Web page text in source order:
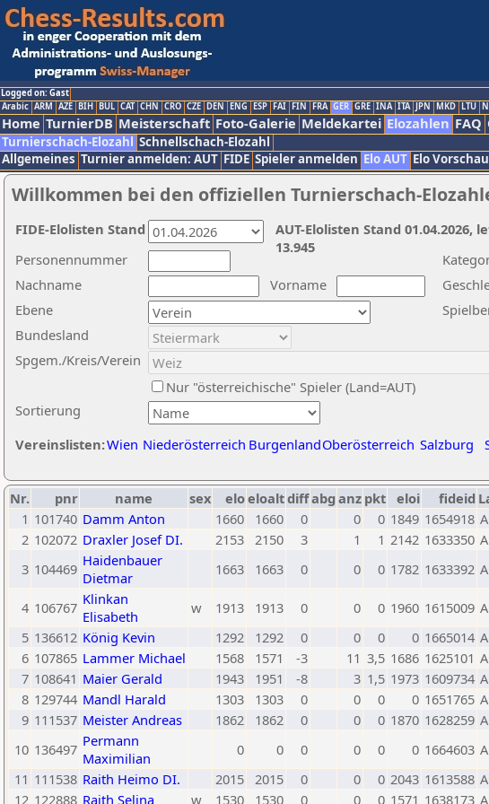
Logged on: Gast
Arabic ARM AZE BIH BUL CAT CHN CRO CZE DEN ENG ESP FAI FIN FRA GER GRE INA ITA JPN MKD LTU
Home TurnierDB Meisterschaft Foto-Galerie Meldekartei Elozahlen FAQ
Turnierschach-Elozahl Schnellschach-Elozahl
Allgemeines Turnier anmelden: AUT FIDE Spieler anmelden Elo AUT Elo Vorschau
Willkommen bei den offiziellen Turnierschach-
Nachname
Vorname
Ebene
Sortierung
Personennummer
Bundesland
Spgem./Kreis/Verein
Nur "österreichische" Spieler (Land=AUT)
Vereinslisten:Wien Niederösterreich BurgenlandOberösterreich Salzburg
AUT-Elolisten Stand 01.04.2026,
13.945
FIDE-Elolisten Stand
Nr. pnr name sex eloeloaltdiffabg anz pkt eloi fideid
1 101740 Damm Anton 1660 1660 0 0 0 1849 1654918
2 102072 Draxler Josef DI. 2153 2150 3 1 1 2142 1633350
3 104469 Haidenbauer
Dietmar
1663 1663 0 0 0 1782 1633392
4 106767 Klinkan
Elisabeth
w 1913 1913 0 0 0 1960 1615009
5 136612 König Kevin 1292 1292 0 0 0 0 1665014
6 107865 Lammer Michael 1568 1571 -3 11 3,5 1686 1625101
7 108641 Maier Gerald 1943 1951 -8 3 1,5 1973 1609734
8 129744 Mandl Harald 1303 1303 0 0 0 0 1651765
9 111537 Meister Andreas 1862 1862 0 0 0 1870 1628259
10 136497 Permann
Maximilian
0 0 0 0 0 0 1664603
11 111538 Raith Heimo DI. 2015 2015 0 0 0 2043 1613588
12 122888 Raith Selina w 1530 1530 0 0 0 1571 1638173